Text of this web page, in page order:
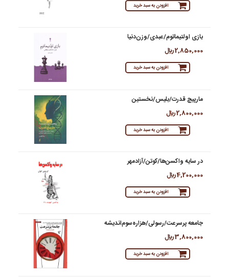
افزودن به سبد خرید
بازی اولتیماتوم/عبدی/وزن‌دنیا
2,850,000 ريال
افزودن به سبد خرید
مارپیچ قدرت/بلیس/نخستین
2,800,000 ريال
افزودن به سبد خرید
در سایه واکسن‌ها/کوتن/آزادمهر
4,200,000 ريال
افزودن به سبد خرید
جامعه پرسرعت/رسولی/هزاره‌سوم‌اندیشه
3,800,000 ريال
افزودن به سبد خرید